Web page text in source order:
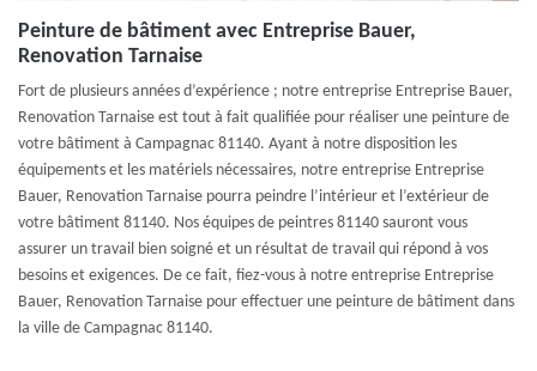
Peinture de bâtiment avec Entreprise Bauer,
Renovation Tarnaise
Fort de plusieurs années d’expérience ; notre entreprise Entreprise Bauer,
Renovation Tarnaise est tout à fait qualifiée pour réaliser une peinture de
votre bâtiment à Campagnac 81140. Ayant à notre disposition les
équipements et les matériels nécessaires, notre entreprise Entreprise
Bauer, Renovation Tarnaise pourra peindre l’intérieur et l’extérieur de
votre bâtiment 81140. Nos équipes de peintres 81140 sauront vous
assurer un travail bien soigné et un résultat de travail qui répond à vos
besoins et exigences. De ce fait, fiez-vous à notre entreprise Entreprise
Bauer, Renovation Tarnaise pour effectuer une peinture de bâtiment dans
la ville de Campagnac 81140.